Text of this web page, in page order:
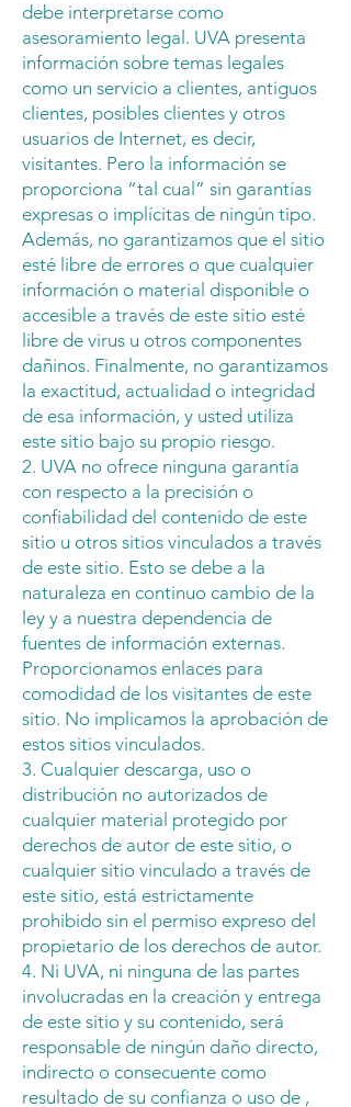
debe interpretarse como
asesoramiento legal. UVA presenta
información sobre temas legales
como un servicio a clientes, antiguos
clientes, posibles clientes y otros
usuarios de Internet, es decir,
visitantes. Pero la información se
proporciona “tal cual” sin garantías
expresas o implícitas de ningún tipo.
Además, no garantizamos que el sitio
esté libre de errores o que cualquier
información o material disponible o
accesible a través de este sitio esté
libre de virus u otros componentes
dañinos. Finalmente, no garantizamos
la exactitud, actualidad o integridad
de esa información, y usted utiliza
este sitio bajo su propio riesgo.
2. UVA no ofrece ninguna garantía
con respecto a la precisión o
confiabilidad del contenido de este
sitio u otros sitios vinculados a través
de este sitio. Esto se debe a la
naturaleza en continuo cambio de la
ley y a nuestra dependencia de
fuentes de información externas.
Proporcionamos enlaces para
comodidad de los visitantes de este
sitio. No implicamos la aprobación de
estos sitios vinculados.
3. Cualquier descarga, uso o
distribución no autorizados de
cualquier material protegido por
derechos de autor de este sitio, o
cualquier sitio vinculado a través de
este sitio, está estrictamente
prohibido sin el permiso expreso del
propietario de los derechos de autor.
4. Ni UVA, ni ninguna de las partes
involucradas en la creación y entrega
de este sitio y su contenido, será
responsable de ningún daño directo,
indirecto o consecuente como
resultado de su confianza o uso de ,